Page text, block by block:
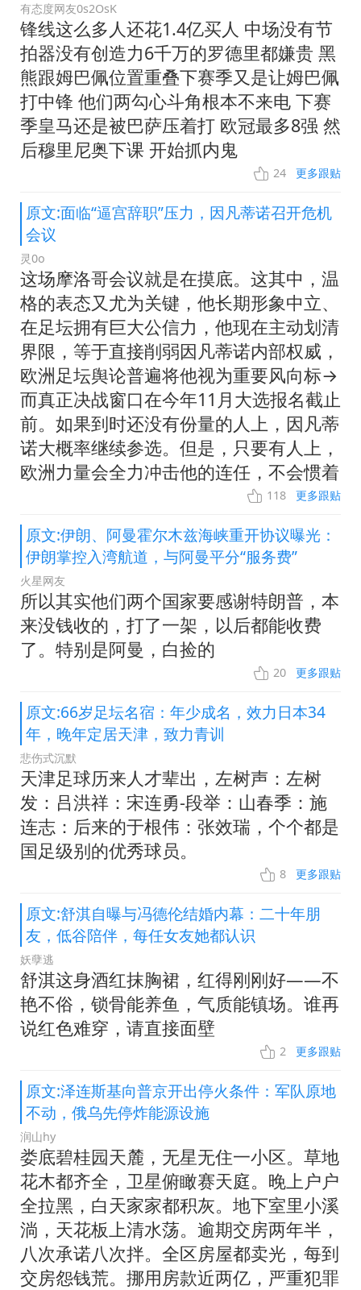
有态度网友0s2OsK
锋线这么多人还花1.4亿买人 中场没有节
拍器没有创造力6千万的罗德里都嫌贵 黑
熊跟姆巴佩位置重叠下赛季又是让姆巴佩
打中锋 他们两勾心斗角根本不来电 下赛
季皇马还是被巴萨压着打 欧冠最多8强 然
后穆里尼奥下课 开始抓内鬼
24 更多跟贴
原文:面临“逼宫辞职”压力，因凡蒂诺召开危机
会议
灵0o
这场摩洛哥会议就是在摸底。这其中，温
格的表态又尤为关键，他长期形象中立、
在足坛拥有巨大公信力，他现在主动划清
界限，等于直接削弱因凡蒂诺内部权威，
欧洲足坛舆论普遍将他视为重要风向标→
而真正决战窗口在今年11月大选报名截止
前。如果到时还没有份量的人上，因凡蒂
诺大概率继续参选。但是，只要有人上，
欧洲力量会全力冲击他的连任，不会惯着
118 更多跟贴
原文:伊朗、阿曼霍尔木兹海峡重开协议曝光：
伊朗掌控入湾航道，与阿曼平分“服务费”
火星网友
所以其实他们两个国家要感谢特朗普，本
来没钱收的，打了一架，以后都能收费
了。特别是阿曼，白捡的
20 更多跟贴
原文:66岁足坛名宿：年少成名，效力日本34
年，晚年定居天津，致力青训
悲伤式沉默
天津足球历来人才辈出，左树声：左树
发：吕洪祥：宋连勇-段举：山春季：施
连志：后来的于根伟：张效瑞，个个都是
国足级别的优秀球员。
8 更多跟贴
原文:舒淇自曝与冯德伦结婚内幕：二十年朋
友，低谷陪伴，每任女友她都认识
妖孽逃
舒淇这身酒红抹胸裙，红得刚刚好——不
艳不俗，锁骨能养鱼，气质能镇场。谁再
说红色难穿，请直接面壁
2 更多跟贴
原文:泽连斯基向普京开出停火条件：军队原地
不动，俄乌先停炸能源设施
润山hy
娄底碧桂园天麓，无星无住一小区。草地
花木都齐全，卫星俯瞰赛天庭。晚上户户
全拉黑，白天家家都积灰。地下室里小溪
淌，天花板上清水荡。逾期交房两年半，
八次承诺八次拌。全区房屋都卖光，每到
交房怨钱荒。挪用房款近两亿，严重犯罪